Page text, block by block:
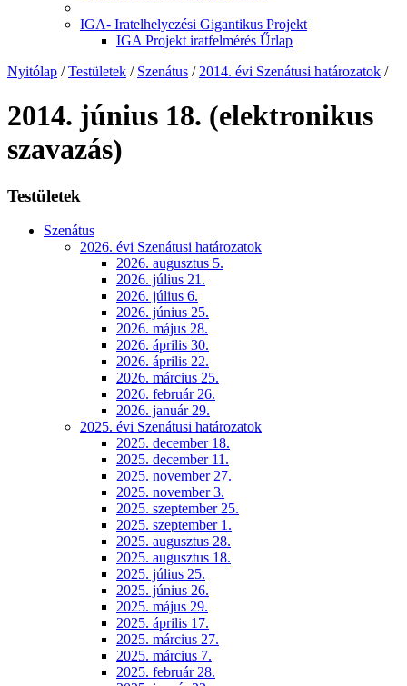
IGA- Iratelhelyezési Gigantikus Projekt
IGA Projekt iratfelmérés Űrlap
Nyitólap / Testületek / Szenátus / 2014. évi Szenátusi határozatok /
2014. június 18. (elektronikus
szavazás)
Testületek
Szenátus
2026. évi Szenátusi határozatok
2026. augusztus 5.
2026. július 21.
2026. július 6.
2026. június 25.
2026. május 28.
2026. április 30.
2026. április 22.
2026. március 25.
2026. február 26.
2026. január 29.
2025. évi Szenátusi határozatok
2025. december 18.
2025. december 11.
2025. november 27.
2025. november 3.
2025. szeptember 25.
2025. szeptember 1.
2025. augusztus 28.
2025. augusztus 18.
2025. július 25.
2025. június 26.
2025. május 29.
2025. április 17.
2025. március 27.
2025. március 7.
2025. február 28.